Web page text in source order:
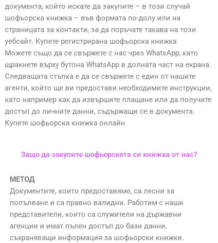
документа, който искате да закупите – в този случай
шофьорска книжка – във формата по-долу или на
страницата за контакти, за да поръчате такава на този
уебсайт. Купете регистрирана шофьорска книжка
Можете също да се свържете с нас чрез WhatsApp, като
щракнете върху бутона WhatsApp в долната част на екрана.
Следващата стъпка е да се свържете с един от нашите
агенти, който ще ви предостави необходимите инструкции,
като например как да извършите плащане или да получите
достъп до личните данни, съдържащи се в документа.
Купете шофьорска книжка онлайн
Защо да закупите шофьорската си книжка от нас?
МЕТОД
Документите, които предоставяме, са лесни за
попълване и са правно валидни. Работим с наши
представители, които са служители на държавни
агенции и имат пълен достъп до бази данни,
съхраняващи информация за шофьорски книжки.